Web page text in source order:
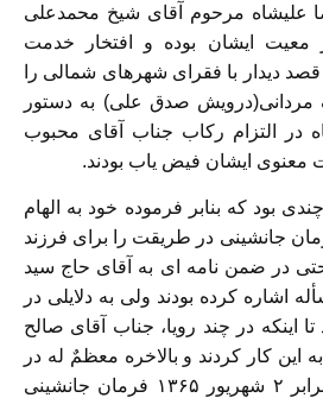
علیشاه مرحوم آقای شیخ محمدعلی
معیت ایشان بوده و افتخار خدمت
دیدار با فقرای شهرهای شمالی را
مردانی(درویش صدق علی) به دستور
در التزام رکاب جناب آقای محبوب
معنوی ایشان فیض یاب بودند.
بود که بنابر فرموده خود به الهام
جانشینی در طریقت را برای فرزند
حتی در ضمن نامه ای به آقای حاج سید
اشاره کرده بودند ولی به دلایلی در
اینکه در چند رویا، جناب آقای صالح
این کار کردند و بالاخره معظمٌ له در
عید غدیر ۱۴۰۶ قمری برابر ۲ شهریور ۱۳۶۵ فرمان جانشینی